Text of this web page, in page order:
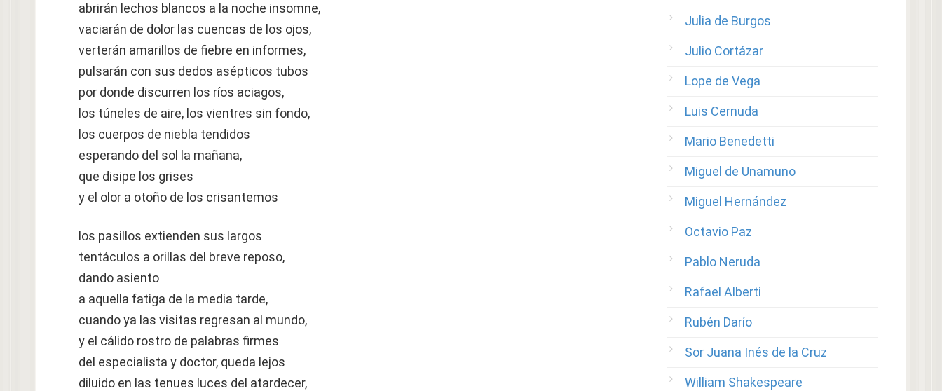
abrirán lechos blancos a la noche insomne,
vaciarán de dolor las cuencas de los ojos,
verterán amarillos de fiebre en informes,
pulsarán con sus dedos asépticos tubos
por donde discurren los ríos aciagos,
los túneles de aire, los vientres sin fondo,
los cuerpos de niebla tendidos
esperando del sol la mañana,
que disipe los grises
y el olor a otoño de los crisantemos
los pasillos extienden sus largos
tentáculos a orillas del breve reposo,
dando asiento
a aquella fatiga de la media tarde,
cuando ya las visitas regresan al mundo,
y el cálido rostro de palabras firmes
del especialista y doctor, queda lejos
diluido en las tenues luces del atardecer,
Julia de Burgos
Julio Cortázar
Lope de Vega
Luis Cernuda
Mario Benedetti
Miguel de Unamuno
Miguel Hernández
Octavio Paz
Pablo Neruda
Rafael Alberti
Rubén Darío
Sor Juana Inés de la Cruz
William Shakespeare